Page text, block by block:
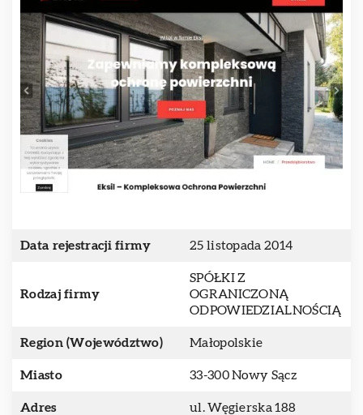
Data rejestracji firmy 25 listopada 2014
Rodzaj firmy
SPÓŁKI Z
OGRANICZONĄ
ODPOWIEDZIALNOŚCIĄ
Region (Województwo) Małopolskie
Miasto 33-300 Nowy Sącz
Adres ul. Węgierska 188